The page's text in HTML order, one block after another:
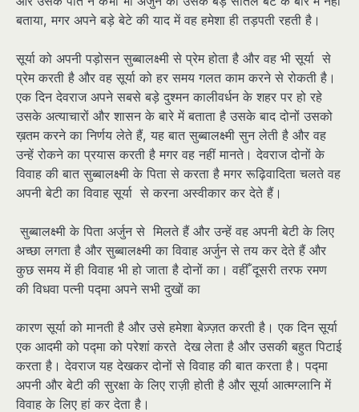
बताया, मगर अपने बड़े बेटे की याद में वह हमेशा ही तड़पती रहती है।
सूर्या को अपनी पड़ोसन सुब्बालक्ष्मी से प्रेम होता है और वह भी सूर्या से
प्रेम करती है और वह सूर्या को हर समय गलत काम करने से रोकती है।
एक दिन देवराज अपने सबसे बड़े दुश्मन कालीवर्धन के शहर पर हो रहे
उसके अत्याचारों और शासन के बारे में बताता है उसके बाद दोनों उसको
ख़तम करने का निर्णय लेते हैं, यह बात सुब्बालक्ष्मी सुन लेती है और वह
उन्हें रोकने का प्रयास करती है मगर वह नहीं मानते। देवराज दोनों के
विवाह की बात सुब्बालक्ष्मी के पिता से करता है मगर रूढ़िवादिता चलते वह
अपनी बेटी का विवाह सूर्या से करना अस्वीकार कर देते हैं।
सुब्बालक्ष्मी के पिता अर्जुन से मिलते हैं और उन्हें वह अपनी बेटी के लिए
अच्छा लगता है और सुब्बालक्ष्मी का विवाह अर्जुन से तय कर देते हैं और
कुछ समय में ही विवाह भी हो जाता है दोनों का। वहीँ दूसरी तरफ रमण
की विधवा पत्नी पद्मा अपने सभी दुखों का
कारण सूर्या को मानती है और उसे हमेशा बेज़्ज़त करती है। एक दिन सूर्या
एक आदमी को पद्मा को परेशां करते देख लेता है और उसकी बहुत पिटाई
करता है। देवराज यह देखकर दोनों से विवाह की बात करता है। पद्मा
अपनी और बेटी की सुरक्षा के लिए राज़ी होती है और सूर्या आत्मग्लानि में
विवाह के लिए हां कर देता है।